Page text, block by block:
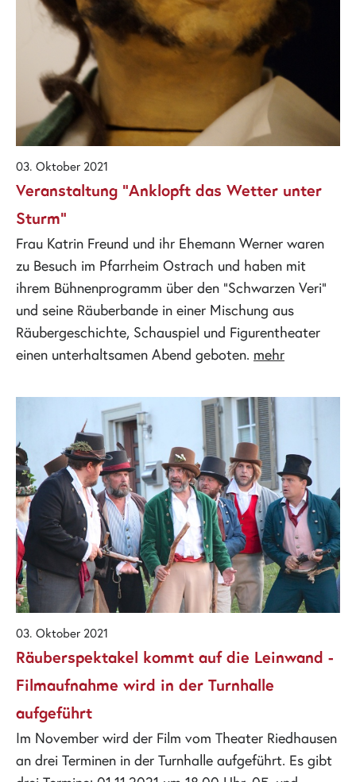
03. Oktober 2021
Veranstaltung "Anklopft das Wetter unter
Sturm"
Frau Katrin Freund und ihr Ehemann Werner waren
zu Besuch im Pfarrheim Ostrach und haben mit
ihrem Bühnenprogramm über den "Schwarzen Veri"
und seine Räuberbande in einer Mischung aus
Räubergeschichte, Schauspiel und Figurentheater
einen unterhaltsamen Abend geboten. mehr
03. Oktober 2021
Räuberspektakel kommt auf die Leinwand -
Filmaufnahme wird in der Turnhalle
aufgeführt
Im November wird der Film vom Theater Riedhausen
an drei Terminen in der Turnhalle aufgeführt. Es gibt